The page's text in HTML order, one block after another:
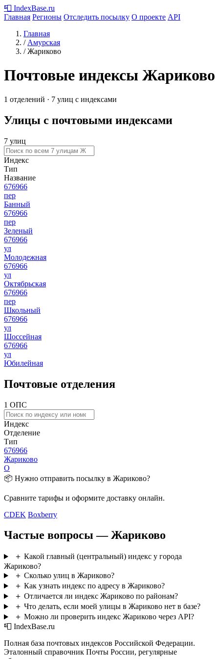
📮 IndexBase.ru
Главная Регионы Отследить посылку О проекте API
Главная
/ Амурская
/ Жариково
Почтовые индексы Жариково
1 отделений · 7 улиц с индексами
Улицы с почтовыми индексами
7 улиц
Индекс
Тип
Название
676966
пер
Банный
676966
пер
Зеленый
676966
ул
Молодежная
676966
ул
Октябрьская
676966
пер
Школьный
676966
ул
Шоссейная
676966
ул
Юбилейная
Почтовые отделения
1 ОПС
Индекс
Отделение
Тип
676966
Жариково
О
📦 Нужно отправить посылку в Жариково?
Сравните тарифы и оформите доставку онлайн.
CDEK Boxberry
Частые вопросы — Жариково
＋ Какой главный (центральный) индекс у города
Жариково?
＋ Сколько улиц в Жариково?
＋ Как узнать индекс по адресу в Жариково?
＋ Отличается ли индекс Жариково по районам?
＋ Что делать, если моей улицы в Жариково нет в базе?
＋ Можно ли проверить индекс Жариково через API?
📮 IndexBase.ru
Полная база почтовых индексов Российской Федерации.
Эталонный справочник Почты России, регулярные